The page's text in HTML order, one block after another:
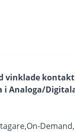
vinklade
i Analoga/